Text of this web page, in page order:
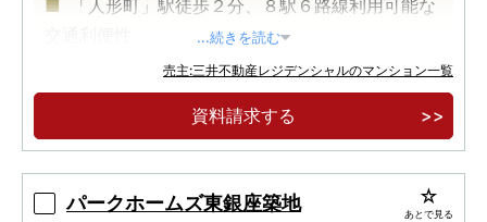
「人形町」駅徒歩２分、８駅６路線利用可能な
大規模再開発が進む、日本橋エリアが生活圏
伝統×モダン 日本橋の美意識薫るデザイン
...続きを読む
売主:三井不動産レジデンシャルのマンション一覧
資料請求する
パークホームズ東銀座築地 あとで見る